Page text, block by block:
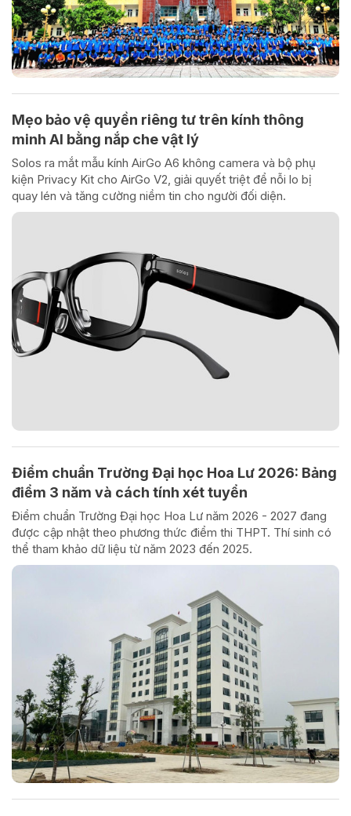
Mẹo bảo vệ quyền riêng tư trên kính thông
minh AI bằng nắp che vật lý
Solos ra mắt mẫu kính AirGo A6 không camera và bộ phụ
kiện Privacy Kit cho AirGo V2, giải quyết triệt để nỗi lo bị
quay lén và tăng cường niềm tin cho người đối diện.
Điểm chuẩn Trường Đại học Hoa Lư 2026: Bảng
điểm 3 năm và cách tính xét tuyển
Điểm chuẩn Trường Đại học Hoa Lư năm 2026 - 2027 đang
được cập nhật theo phương thức điểm thi THPT. Thí sinh có
thể tham khảo dữ liệu từ năm 2023 đến 2025.